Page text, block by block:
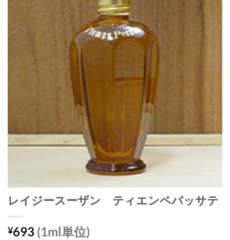
レイジースーザン ティエンペパッサテ
¥693 (1ml単位)